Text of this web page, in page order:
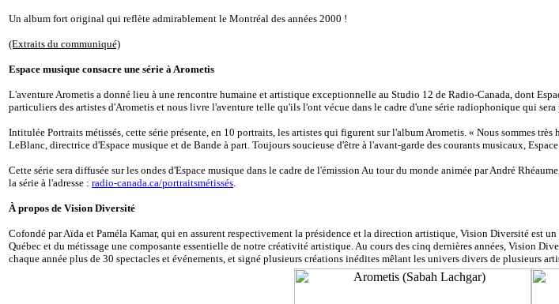
Un album fort original qui reflète admirablement le Montréal des années 2000 !
(Extraits du communiqué)
Espace musique consacre une série à Arometis
L'aventure Arometis a donné lieu à une rencontre humaine et artistique exceptionnelle au Studio 12 de Radio-Canada, dont
particuliers des artistes d'Arometis et nous livre l'aventure telle qu'ils l'ont vécue dans le cadre d'une série radiophonique qui
Intitulée Portraits métissés, cette série présente, en 10 portraits, les artistes qui figurent sur l'album Arometis. « Nous sommes
LeBlanc, directrice d'Espace musique et de Bande à part. Toujours soucieuse d'être à l'avant-garde des courants musicaux,
Cette série sera diffusée sur les ondes d'Espace musique dans le cadre de l'émission Au tour du monde animée par André
la série à l'adresse : radio-canada.ca/portraitsmétissés.
À propos de Vision Diversité
Cofondé par Aïda et Paméla Kamar, qui en assurent respectivement la présidence et la direction artistique, Vision Diversité est
Québec et du métissage une composante essentielle de notre créativité artistique. Au cours des cinq dernières années, Vision
chaque année plus de 30 spectacles et événements, et signé plusieurs créations inédites mêlant les univers divers de plusieurs